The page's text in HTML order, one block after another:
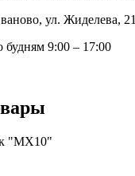
ул. Жиделева, 21
будням 9:00 – 17:00
"MX10"